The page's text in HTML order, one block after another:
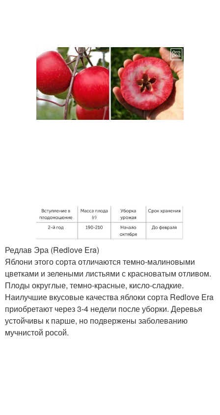
Редлав Эра (Redlove Era)
Яблони этого сорта отличаются темно-малиновыми
цветками и зелеными листьями с красноватым отливом.
Плоды округлые, темно-красные, кисло-сладкие.
Наилучшие вкусовые качества яблоки сорта Redlove Era
приобретают через 3-4 недели после уборки. Деревья
устойчивы к парше, но подвержены заболеванию
мучнистой росой.